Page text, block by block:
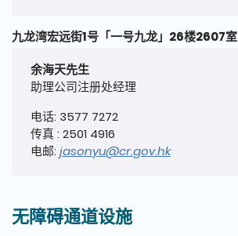
九龙湾宏远街1号「一号九龙」26楼2607室
余海天先生
助理公司注册处经理
电话: 3577 7272
传真 : 2501 4916
电邮: jasonyu@cr.gov.hk
无障碍通道设施